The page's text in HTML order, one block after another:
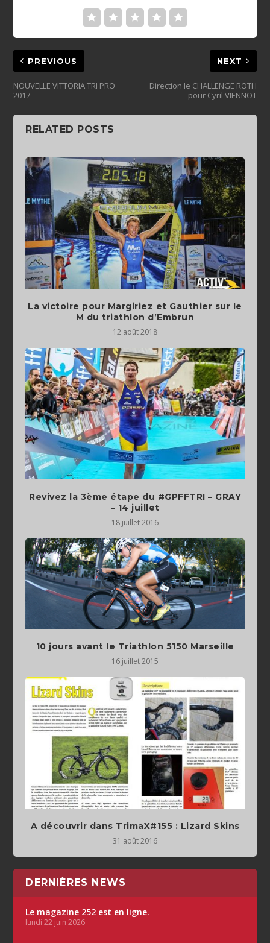
PREVIOUS
NOUVELLE VITTORIA TRI PRO
NEXT
Direction le CHALLENGE ROTH
pour Cyril VIENNOT
RELATED POSTS
La victoire pour Margiriez et Gauthier sur le
M du triathlon d’Embrun
12 août 2018
Revivez la 3ème étape du #GPFFTRI – GRAY
18 juillet 2016
10 jours avant le Triathlon 5150 Marseille
16 juillet 2015
A découvrir dans TrimaX#155 : Lizard Skins
31 août 2016
DERNIÈRES NEWS
Le magazine 252 est en ligne.
lundi 22 juin 2026